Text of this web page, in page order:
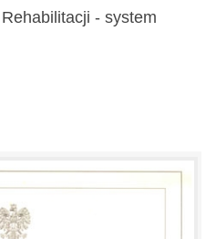
- system